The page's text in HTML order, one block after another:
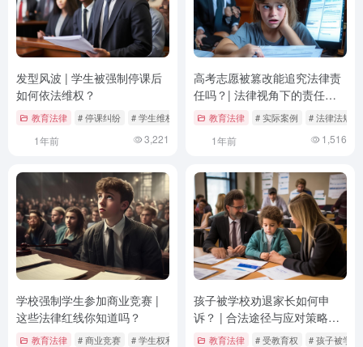
发型风波 | 学生被强制停课后
如何依法维权？
教育法律 # 停课纠纷 # 学生维权 # 教育惩戒
1年前 3,221
高考志愿被篡改能追究法律责
任吗？| 法律视角下的责任追
究与防范措施
教育法律 # 实际案例 # 法律法规
1年前 1,516
学校强制学生参加商业竞赛 |
这些法律红线你知道吗？
教育法律 # 商业竞赛 # 学生权利保护 # 教育政策
孩子被学校劝退家长如何申
诉？ | 合法途径与应对策略全
解析教育法律 # 受教育权 # 孩子被学校